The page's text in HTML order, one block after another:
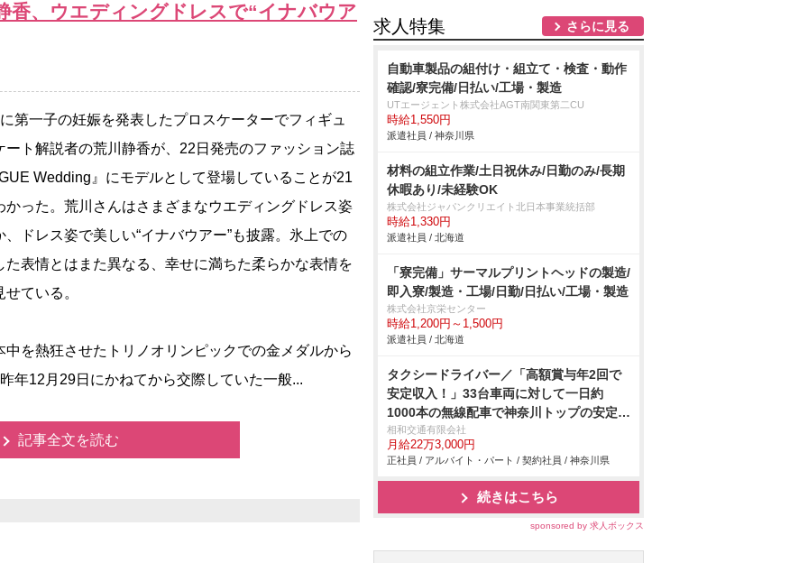
、ウエディングドレスで“イナバウア
一子の妊娠を発表したプロスケーターでフィギュ
ート解説者の荒川静香が、22日発売のファッション誌
Wedding』にモデルとして登場していることが21
かった。荒川さんはさまざまなウエディングドレス姿
、ドレス姿で美しい“イナバウアー”も披露。氷上での
た表情とはまた異なる、幸せに満ちた柔らかな表情を
せている。
を熱狂させたトリノオリンピックでの金メダルから
年12月29日にかねてから交際していた一般...
記事全文を読む
求人特集 さらに見る
自動車製品の組付け・組立て・検査・動作
確認/寮完備/日払い/工場・製造
UTエージェント株式会社AGT南関東第二CU
時給1,550円
派遣社員 / 神奈川県
材料の組立作業/土日祝休み/日勤のみ/長期
休暇あり/未経験OK
株式会社ジャパンクリエイト北日本事業統括部
時給1,330円
派遣社員 / 北海道
「寮完備」サーマルプリントヘッドの製造/
即入寮/製造・工場/日勤/日払い/工場・製造
株式会社京栄センター
時給1,200円～1,500円
派遣社員 / 北海道
タクシードライバー／「高額賞与年2回で
安定収入！」33台車両に対して一日約
1000本の無線配車で神奈川トップの安定
感！完全無料保育所完備！充実の福利厚生
と自由度の高さで業界屈指の働きやすさを
実現しています！
相和交通有限会社
月給22万3,000円
正社員 / アルバイト・パート / 契約社員 / 神奈川県
続きはこちら
sponsored by 求人ボックス